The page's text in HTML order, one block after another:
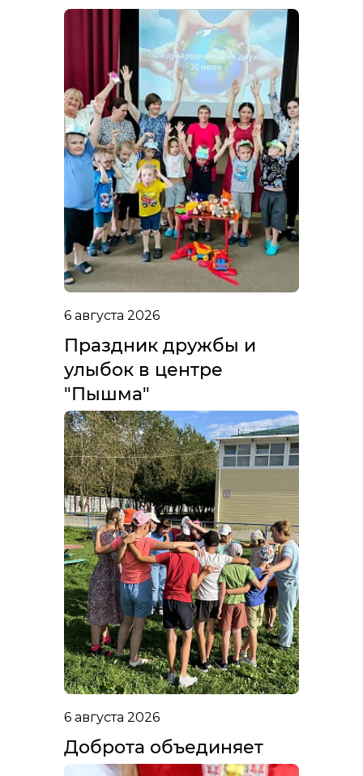
6 августа 2026
Праздник дружбы и
улыбок в центре
"Пышма"
6 августа 2026
Доброта объединяет